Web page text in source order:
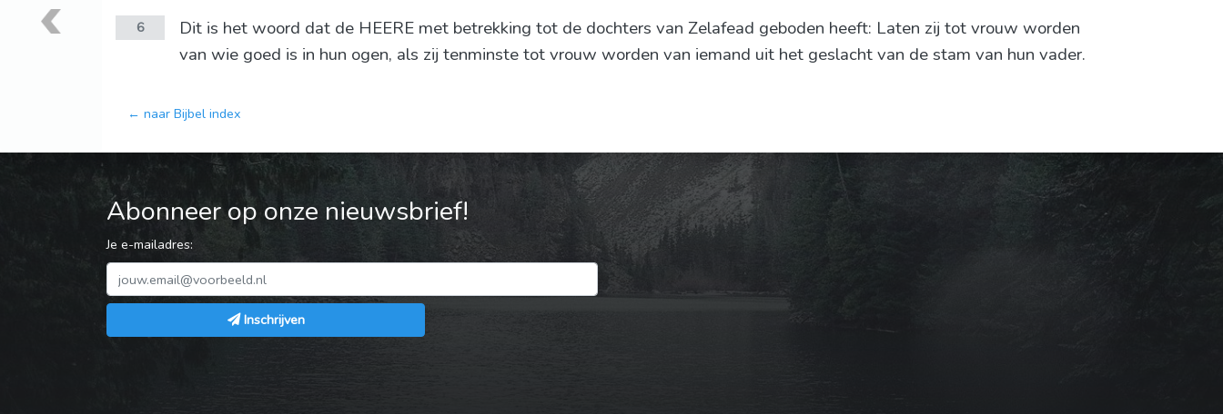
6
Dit is het woord dat de HEERE met betrekking tot de dochters van Zelafead geboden heeft: Laten zij tot vrouw worden
van wie goed is in hun ogen, als zij tenminste tot vrouw worden van iemand uit het geslacht van de stam van hun vader.
← naar Bijbel index
Abonneer op onze nieuwsbrief!
Je e-mailadres:
Inschrijven